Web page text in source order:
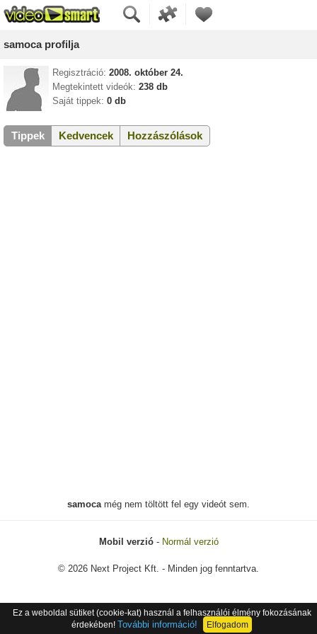
samoca profilja
Regisztráció: 2008. október 24.
Megtekintett videók: 238 db
Saját tippek: 0 db
Tippek Kedvencek Hozzászólások
samocamég nem töltött fel egy videót sem.
Mobil verzió- Normál verzió
© 2026 Next Project Kft. - Minden jog fenntartva.
Ez a weboldal sütiket (cookie-kat) használ a felhasználói élmény fokozásának
érdekében! További információ! Elfogadom